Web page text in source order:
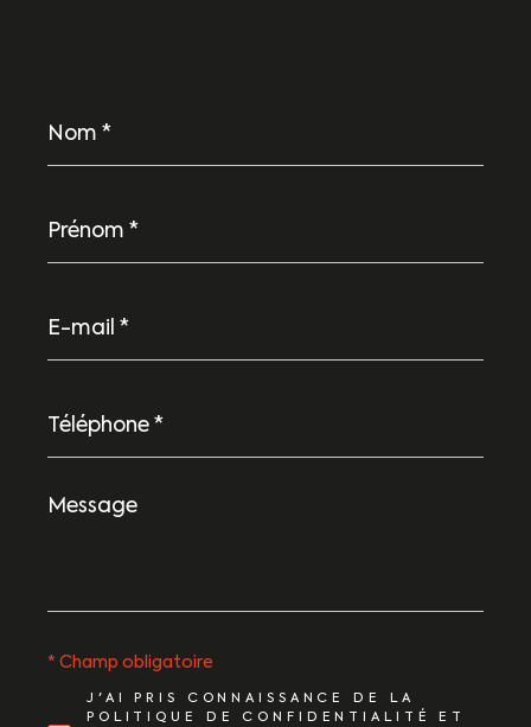
*
*
mail
*
Message
J'AI PRIS CONNAISSANCE DE LA
POLITIQUE DE CONFIDENTIALITÉ ET
* Champ obligatoire